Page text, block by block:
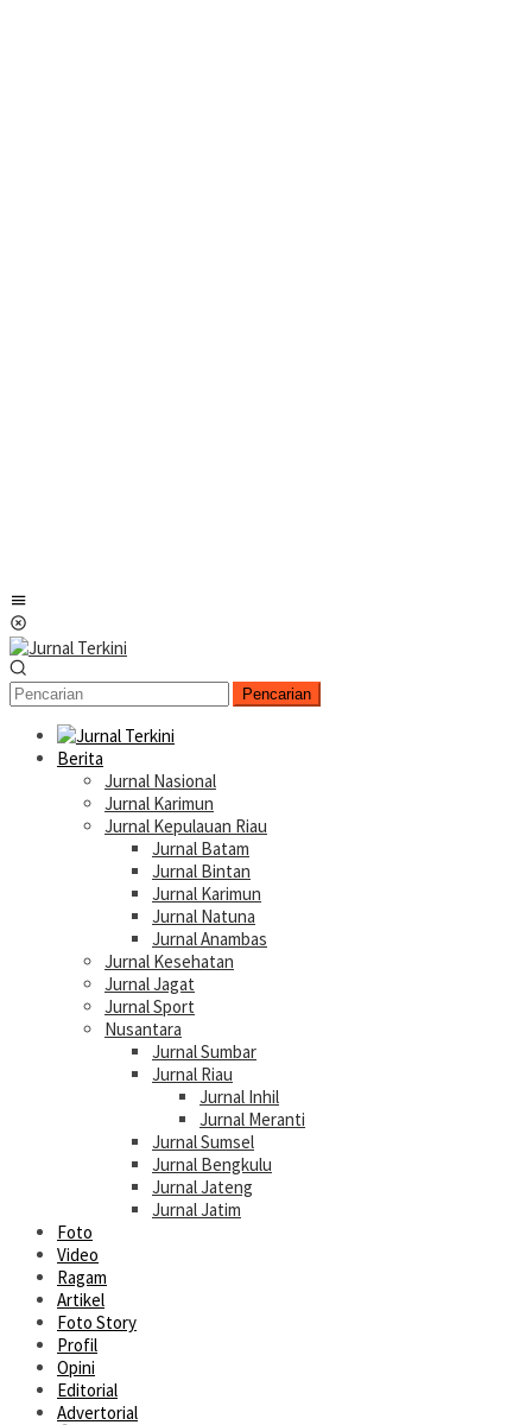
Pencarian
Berita
Jurnal Nasional
Jurnal Karimun
Jurnal Kepulauan Riau
Jurnal Batam
Jurnal Bintan
Jurnal Karimun
Jurnal Natuna
Jurnal Anambas
Jurnal Kesehatan
Jurnal Jagat
Jurnal Sport
Nusantara
Jurnal Sumbar
Jurnal Riau
Jurnal Inhil
Jurnal Meranti
Jurnal Sumsel
Jurnal Bengkulu
Jurnal Jateng
Jurnal Jatim
Foto
Video
Ragam
Artikel
Foto Story
Profil
Opini
Editorial
Advertorial